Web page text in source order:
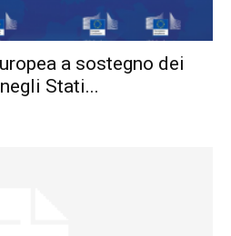
a sostegno dei
Stati...